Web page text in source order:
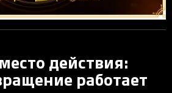
действия:
работает